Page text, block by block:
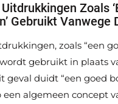
Zoals
Gebruikt
zoals “een
gebruikt in plaats
geval duidt “een goed
een algemeen concept